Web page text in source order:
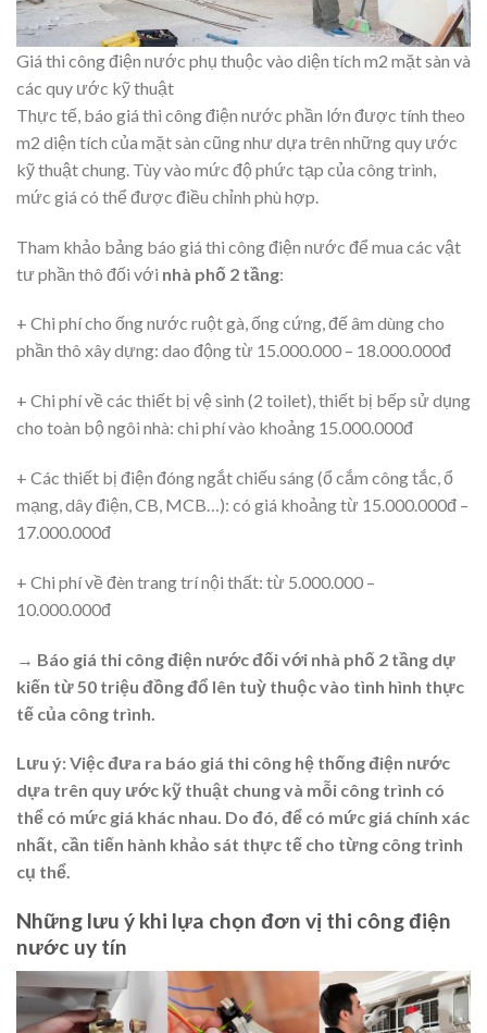
Giá thi công điện nước phụ thuộc vào diện tích m2 mặt sàn và
các quy ước kỹ thuật
Thực tế, báo giá thi công điện nước phần lớn được tính theo
m2 diện tích của mặt sàn cũng như dựa trên những quy ước
kỹ thuật chung. Tùy vào mức độ phức tạp của công trình,
mức giá có thể được điều chỉnh phù hợp.
Tham khảo bảng báo giá thi công điện nước để mua các vật
tư phần thô đối với nhà phố 2 tầng:
+ Chi phí cho ống nước ruột gà, ống cứng, đế âm dùng cho
phần thô xây dựng: dao động từ 15.000.000 – 18.000.000đ
+ Chi phí về các thiết bị vệ sinh (2 toilet), thiết bị bếp sử dụng
cho toàn bộ ngôi nhà: chi phí vào khoảng 15.000.000đ
+ Các thiết bị điện đóng ngắt chiếu sáng (ổ cắm công tắc, ổ
mạng, dây điện, CB, MCB…): có giá khoảng từ 15.000.000đ –
17.000.000đ
+ Chi phí về đèn trang trí nội thất: từ 5.000.000 –
10.000.000đ
→ Báo giá thi công điện nước đối với nhà phố 2 tầng dự
kiến từ 50 triệu đồng đổ lên tuỳ thuộc vào tình hình thực
tế của công trình.
Lưu ý: Việc đưa ra báo giá thi công hệ thống điện nước
dựa trên quy ước kỹ thuật chung và mỗi công trình có
thể có mức giá khác nhau. Do đó, để có mức giá chính xác
nhất, cần tiến hành khảo sát thực tế cho từng công trình
cụ thể.
Những lưu ý khi lựa chọn đơn vị thi công điện
nước uy tín